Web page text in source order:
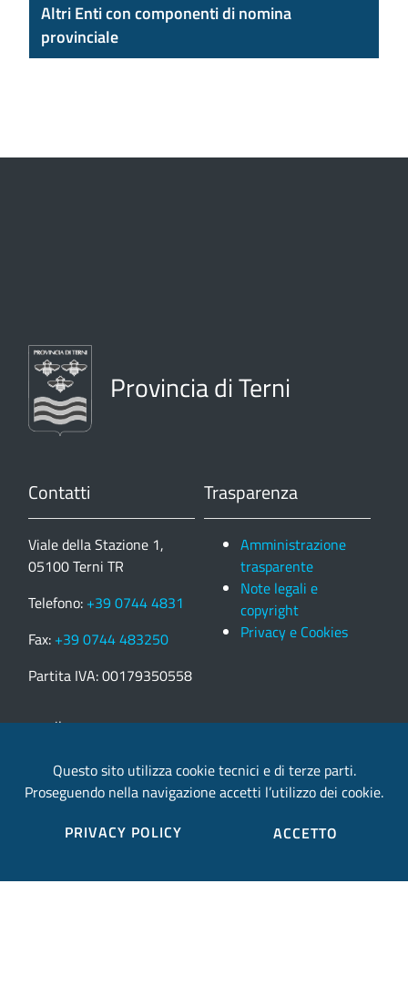
Altri Enti con componenti di nomina
provinciale
Provincia di Terni
Contatti
Viale della Stazione 1,
05100 Terni TR
Telefono: +39 0744 4831
Fax: +39 0744 483250
Partita IVA: 00179350558
email:
Trasparenza
Amministrazione
trasparente
Note legali e
copyright
Privacy e Cookies
Credits
Finmatica
Questo sito utilizza cookie tecnici e di terze parti.
Proseguendo nella navigazione accetti l’utilizzo dei cookie.
PRIVACY POLICY
ACCETTO